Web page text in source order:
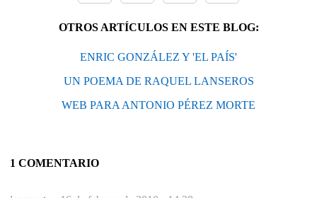
OTROS ARTÍCULOS EN ESTE BLOG:
ENRIC GONZÁLEZ Y 'EL PAÍS'
UN POEMA DE RAQUEL LANSEROS
WEB PARA ANTONIO PÉREZ MORTE
1 COMENTARIO